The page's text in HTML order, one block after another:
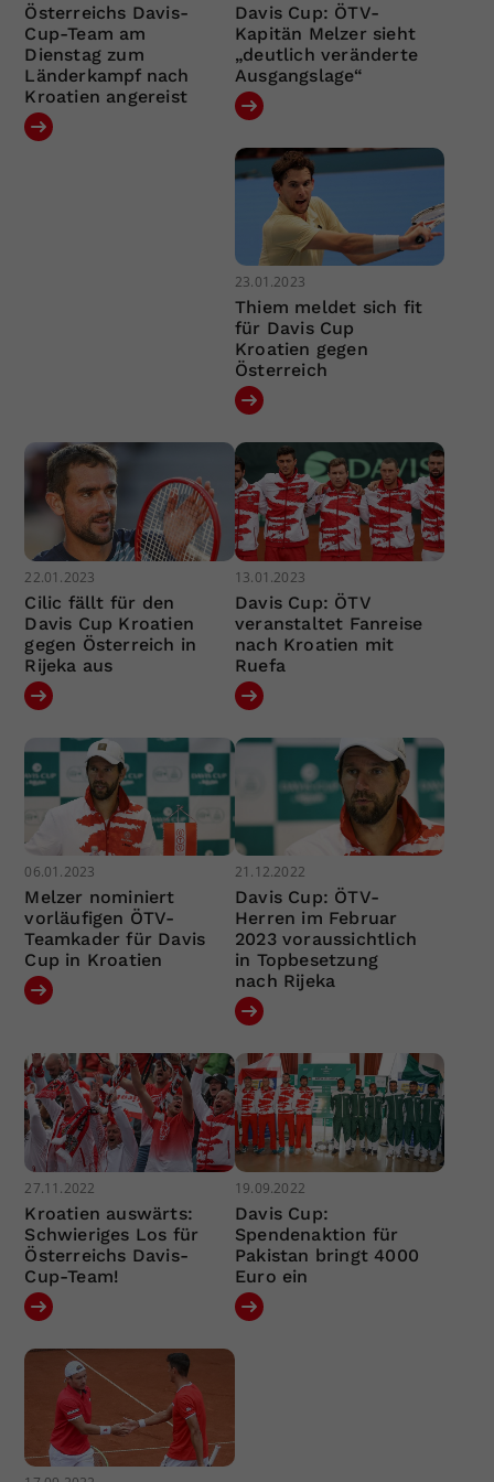
Österreichs Davis-
Cup-Team am
Dienstag zum
Länderkampf nach
Kroatien angereist
Davis Cup: ÖTV-
Kapitän Melzer sieht
„deutlich veränderte
Ausgangslage“
23.01.2023
Thiem meldet sich fit
für Davis Cup
Kroatien gegen
Österreich
22.01.2023
Cilic fällt für den
Davis Cup Kroatien
gegen Österreich in
Rijeka aus
13.01.2023
Davis Cup: ÖTV
veranstaltet Fanreise
nach Kroatien mit
Ruefa
06.01.2023
Melzer nominiert
vorläufigen ÖTV-
Teamkader für Davis
Cup in Kroatien
21.12.2022
Davis Cup: ÖTV-
Herren im Februar
2023 voraussichtlich
in Topbesetzung
nach Rijeka
27.11.2022
Kroatien auswärts:
Schwieriges Los für
Österreichs Davis-
Cup-Team!
19.09.2022
Davis Cup:
Spendenaktion für
Pakistan bringt 4000
Euro ein